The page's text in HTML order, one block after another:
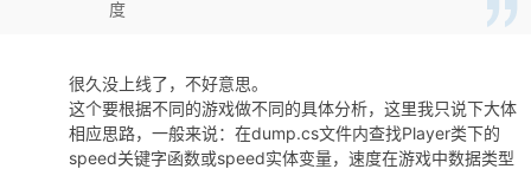
度
很久没上线了，不好意思。
这个要根据不同的游戏做不同的具体分析，这里我只说下大体
相应思路，一般来说：在dump.cs文件内查找Player类下的
speed关键字函数或speed实体变量，速度在游戏中数据类型